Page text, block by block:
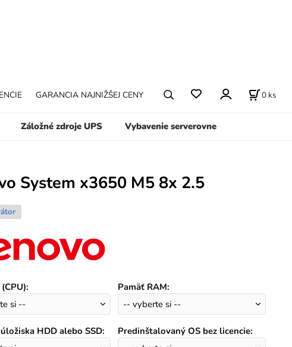
Záložné zdroje UPS Vybavenie serverovne
GARANCIA NAJNIŽŠEJ CENY 0 ks
System x3650 M5 8x 2.5
: Pamäť RAM:
HDD alebo SSD: Predinštalovaný OS bez licencie: